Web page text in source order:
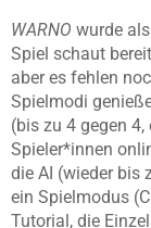
WARNO wurde
Spiel schaut
aber es fehlen
Spielmodi
(bis zu 4 gegen
Spieler*innen
die AI (wieder bis
ein Spielmodus
Tutorial, die